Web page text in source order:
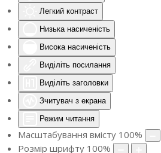
Легкий контраст
Низька насиченість
Висока насиченість
Виділіть посилання
Виділіть заголовки
Зчитувач з екрана
Режим читання
Масштабування вмісту 100%
Розмір шрифту 100%